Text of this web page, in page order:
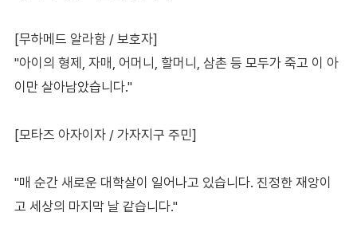
[무하메드 알라함 / 보호자]
"아이의 형제, 자매, 어머니, 할머니, 삼촌 등 모두가 죽고 이 아
이만 살아남았습니다."
[모타즈 아자이자 / 가자지구 주민]
"매 순간 새로운 대학살이 일어나고 있습니다. 진정한 재앙이
고 세상의 마지막 날 같습니다."